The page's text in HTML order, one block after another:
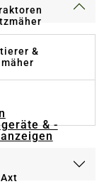
&
& -